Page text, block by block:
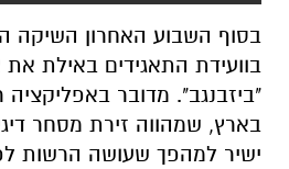
בסוף השבוע האחרון השיקה
בוועידת התאגידים באילת את
"ביזבנגב". מדובר באפליקציה
בארץ, שמהווה זירת מסחר
ישיר למהפך שעושה הרשות